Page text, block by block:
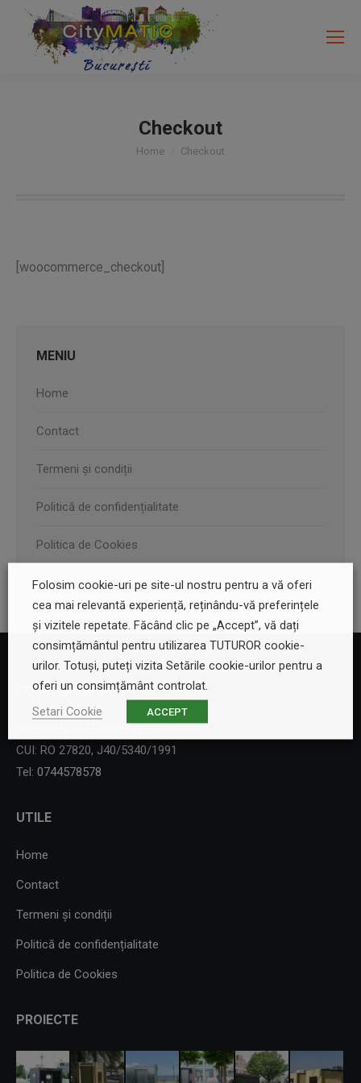
Search:
Checkout
You are here:
Home Checkout
[woocommerce_checkout]
MENIU
Home
Contact
Termeni și condiții
Politică de confidențialitate
Politica de Cookies
COMEX ROM SRL
Bucuresti, Str. Buzești nr. 61
CUI: RO 27820, J40/5340/1991
Tel: 0744578578
UTILE
Home
Contact
Termeni și condiții
Politică de confidențialitate
Politica de Cookies
PROIECTE
Folosim cookie-uri pe site-ul nostru pentru a vă oferi
cea mai relevantă experiență, reținându-vă preferințele
și vizitele repetate. Făcând clic pe „Accept”, vă dați
consimțământul pentru utilizarea TUTUROR cookie-
urilor. Totuși, puteți vizita Setările cookie-urilor pentru a
oferi un consimțământ controlat.
Setari Cookie
ACCEPT